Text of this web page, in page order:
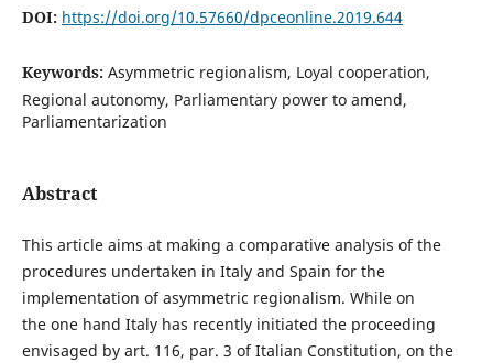
DOI: https://doi.org/10.57660/dpceonline.2019.644
Keywords: Asymmetric regionalism, Loyal cooperation,
Regional autonomy, Parliamentary power to amend,
Parliamentarization
Abstract
This article aims at making a comparative analysis of the
procedures undertaken in Italy and Spain for the
implementation of asymmetric regionalism. While on
the one hand Italy has recently initiated the proceeding
envisaged by art. 116, par. 3 of Italian Constitution, on the